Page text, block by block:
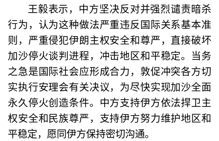
王毅表示，中方坚决反对并强烈谴责暗杀
行为，认为这种做法严重违反国际关系基本准
则，严重侵犯伊朗主权安全和尊严，直接破坏
加沙停火谈判进程，冲击地区和平稳定。当务
之急是国际社会应形成合力，敦促冲突各方切
实执行安理会有关决议，为尽快实现加沙全面
永久停火创造条件。中方支持伊方依法捍卫主
权安全和民族尊严，支持伊方努力维护地区和
平稳定，愿同伊方保持密切沟通。